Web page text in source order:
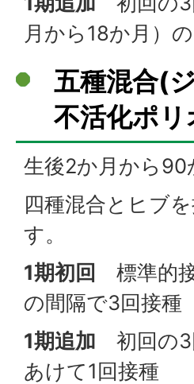
月から18か月）
五種混合(
不活化ポ
生後2か月から90
四種混合とヒブ
す。
1期初回
標準的
の間隔で3回接種
1期追加 初回の3
あけて1回接種